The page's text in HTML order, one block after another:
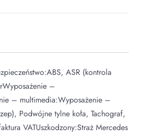
ASR (kontrola
–
– multimedia:Wyposażenie –
Podwójne tylne koła, Tachograf,
VATUszkodzony:Straż Mercedes